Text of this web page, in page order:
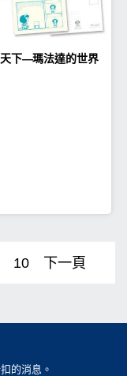
下—瑪法達的世界
10 下一頁
的消息。